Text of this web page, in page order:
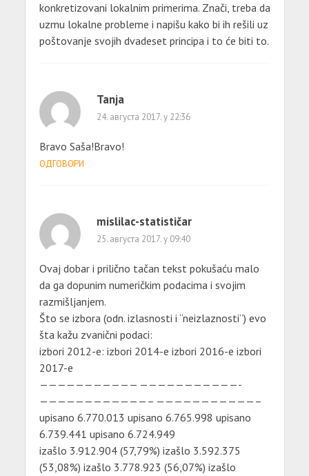
konkretizovani lokalnim primerima. Znači, treba da
uzmu lokalne probleme i napišu kako bi ih rešili uz
poštovanje svojih dvadeset principa i to će biti to.
Tanja
24. августа 2017. у 22:36
Bravo Saša!Bravo!
ОДГОВОРИ
mislilac-statističar
25. августа 2017. у 09:40
Ovaj dobar i prilično tačan tekst pokušaću malo
da ga dopunim numeričkim podacima i svojim
razmišljanjem.
Što se izbora (odn. izlasnosti i “neizlaznosti”) evo
šta kažu zvanični podaci:
izbori 2012-e: izbori 2014-e izbori 2016-e izbori
2017-e
——————————— ———————————-
————————————– ———————————–
upisano 6.770.013 upisano 6.765.998 upisano
6.739.441 upisano 6.724.949
izašlo 3.912.904 (57,79%) izašlo 3.592.375
(53,08%) izašlo 3.778.923 (56,07%) izašlo